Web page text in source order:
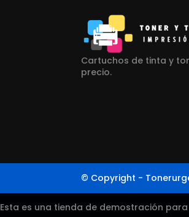
Cartuchos de tinta y
precio.
© Copyright -
Esta es una tienda de demostración